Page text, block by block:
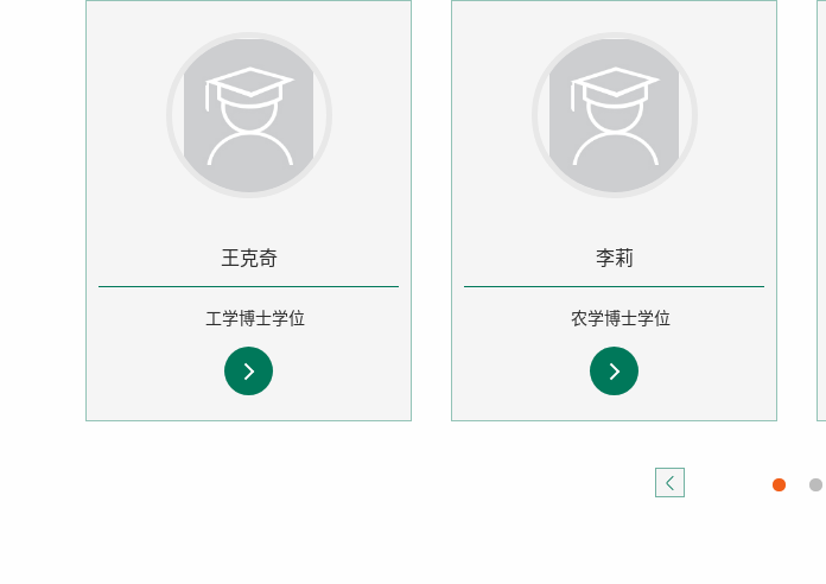
王克奇
工学博士学位
李莉
农学博士学位